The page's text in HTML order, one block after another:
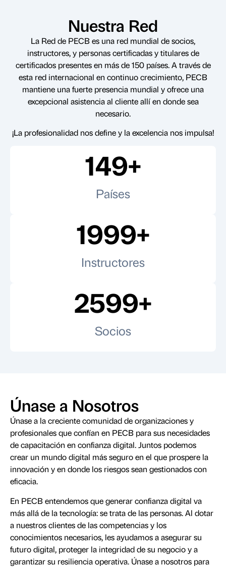
Nuestra Red
La Red de PECB es una red mundial de socios,
instructores, y personas certificadas y titulares de
certificados presentes en más de 150 países. A través de
esta red internacional en continuo crecimiento, PECB
mantiene una fuerte presencia mundial y ofrece una
excepcional asistencia al cliente allí en donde sea
necesario.
¡La profesionalidad nos define y la excelencia nos impulsa!
Países
150+
Instructores
2000+
Socios
2600+
Únase a Nosotros
Únase a la creciente comunidad de organizaciones y
profesionales que confían en PECB para sus necesidades
de capacitación en confianza digital. Juntos podemos
crear un mundo digital más seguro en el que prospere la
innovación y en donde los riesgos sean gestionados con
eficacia.
En PECB entendemos que generar confianza digital va
más allá de la tecnología: se trata de las personas. Al dotar
a nuestros clientes de las competencias y los
conocimientos necesarios, les ayudamos a asegurar su
futuro digital, proteger la integridad de su negocio y a
garantizar su resiliencia operativa. Únase a nosotros para